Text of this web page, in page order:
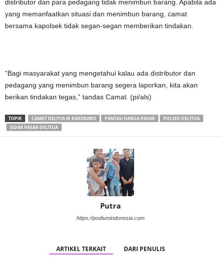
distributor dan para pedagang tidak menimbun barang. Apabila ada
yang memanfaatkan situasi dan menimbun barang, camat
bersama kapolsek tidak segan-segan memberikan tindakan.
“Bagi masyarakat yang mengetahui kalau ada distributor dan
pedagang yang menimbun barang segera laporkan, kita akan
berikan tindakan tegas,” tandas Camat. (pi/als)
TOPIK CAMAT DELIYIA W KAROKARO PANTAU HARGA PASAR
POLSEK DELITUA
SIDAK PASAR DELITUA
Putra
https://podiumindonesia.com
ARTIKEL TERKAIT DARI PENULIS